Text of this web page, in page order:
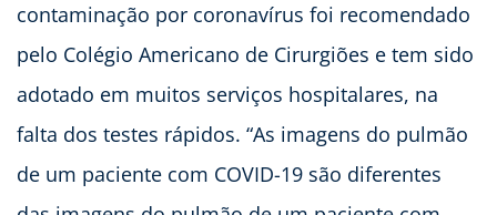
contaminação por coronavírus foi recomendado
pelo Colégio Americano de Cirurgiões e tem sido
adotado em muitos serviços hospitalares, na
falta dos testes rápidos. “As imagens do pulmão
de um paciente com COVID-19 são diferentes